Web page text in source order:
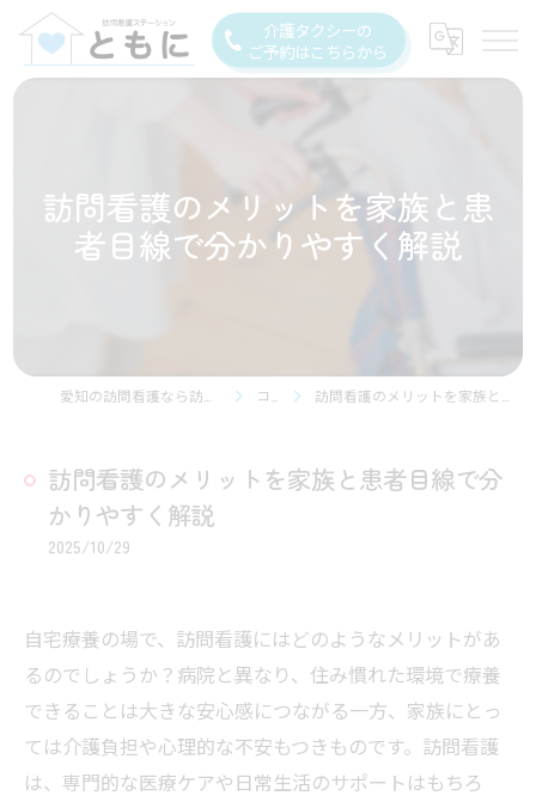
介護タクシーの
ご予約はこちらから
訪問看護のメリットを家族と患
者目線で分かりやすく解説
コラム 訪問看護のメリットを家族と患者目線で分かりやすく解説
訪問看護のメリットを家族と患者目線で分
かりやすく解説
2025/10/29
自宅療養の場で、訪問看護にはどのようなメリットがあ
るのでしょうか？病院と異なり、住み慣れた環境で療養
できることは大きな安心感につながる一方、家族にとっ
ては介護負担や心理的な不安もつきものです。訪問看護
は、専門的な医療ケアや日常生活のサポートはもちろ